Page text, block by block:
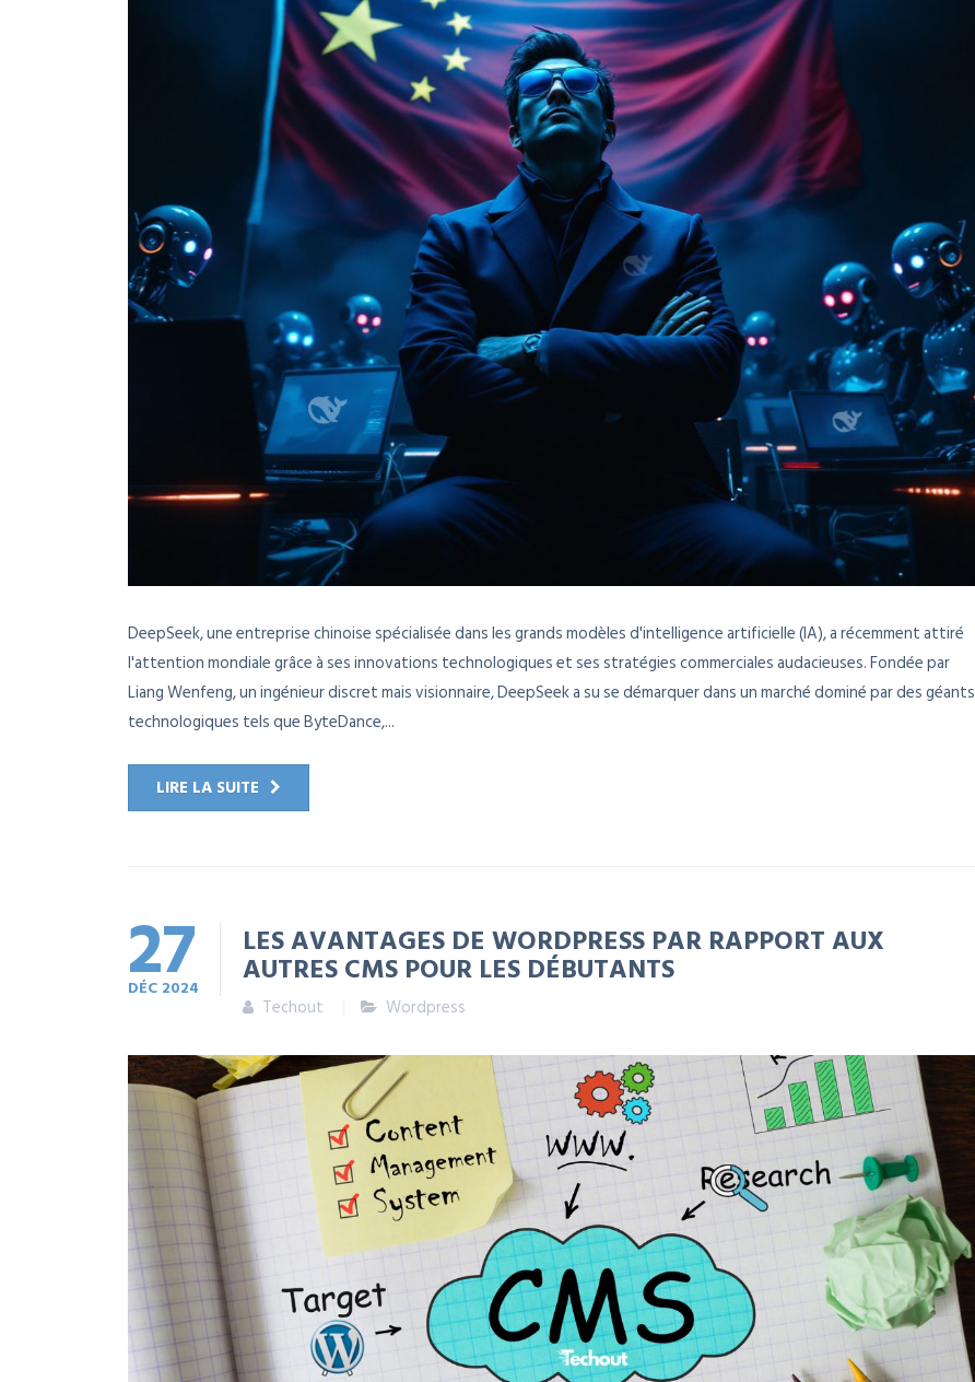
DeepSeek, une entreprise chinoise spécialisée dans les grands modèles d'intelligence artificielle (IA), a récemment attiré
l'attention mondiale grâce à ses innovations technologiques et ses stratégies commerciales audacieuses. Fondée par
Liang Wenfeng, un ingénieur discret mais visionnaire, DeepSeek a su se démarquer dans un marché dominé par des géants
technologiques tels que ByteDance,...
LIRE LA SUITE
27
DÉC 2024
LES AVANTAGES DE WORDPRESS PAR RAPPORT AUX
AUTRES CMS POUR LES DÉBUTANTS
Techout Wordpress